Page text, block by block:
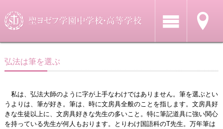
弘法は筆を選ぶ
私は、弘法大師のように字が上手なわけではありません。筆を選ぶとい
うよりは、筆が好き。筆は、時に文房具全般のことを指します。文房具好
きな生徒以上に、文房具好きな先生の多いこと。特に筆記道具に強い関心
を持っている先生が何人もおります。とりわけ国語科のT先生。万年筆は